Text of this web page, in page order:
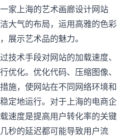
家上海的艺术画廊设计网站
大气的布局，运用高雅的色彩
展示艺术品的魅力。
技术手段对网站的加载速度、
优化。优化代码、压缩图像、
施，使网站在不同网络环境和
定地运行。对于上海的电商企
速度是提高用户转化率的关键
秒的延迟都可能导致用户流